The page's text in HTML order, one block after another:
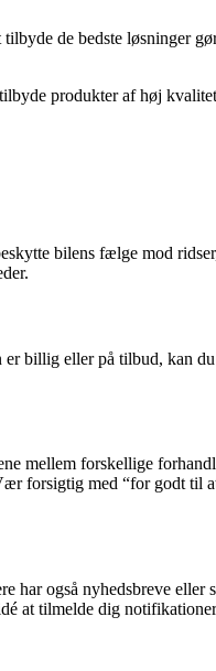
de bedste løsninger
produkter af høj
bilens fælge mod
billig eller på tilbud, kan du
mellem forskellige
forsigtig med “for godt til
har også nyhedsbreve eller
at tilmelde dig